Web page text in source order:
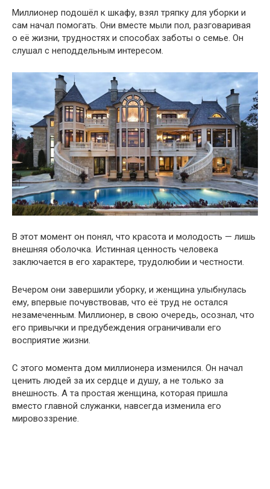
Миллионер подошёл к шкафу, взял тряпку для уборки и
сам начал помогать. Они вместе мыли пол, разговаривая
о её жизни, трудностях и способах заботы о семье. Он
слушал с неподдельным интересом.
В этот момент он понял, что красота и молодость — лишь
внешняя оболочка. Истинная ценность человека
заключается в его характере, трудолюбии и честности.
Вечером они завершили уборку, и женщина улыбнулась
ему, впервые почувствовав, что её труд не остался
незамеченным. Миллионер, в свою очередь, осознал, что
его привычки и предубеждения ограничивали его
восприятие жизни.
С этого момента дом миллионера изменился. Он начал
ценить людей за их сердце и душу, а не только за
внешность. А та простая женщина, которая пришла
вместо главной служанки, навсегда изменила его
мировоззрение.